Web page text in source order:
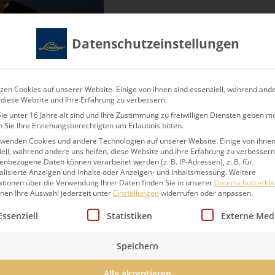
Wir beraten
Datenschutzeinstellungen
Cookies auf unserer Website. Einige von ihnen sind essenziell, während
Website und Ihre Erfahrung zu verbessern.
unter 16 Jahre alt sind und Ihre Zustimmung zu freiwilligen Diensten geben
Sie Ihre Erziehungsberechtigten um Erlaubnis bitten.
Cookies und andere Technologien auf unserer Website. Einige von
während andere uns helfen, diese Website und Ihre Erfahrung zu
Daten können verarbeitet werden (z. B. IP-Adressen), z. B. für
Anzeigen und Inhalte oder Anzeigen- und Inhaltsmessung.Weitere
über die Verwendung Ihrer Daten finden Sie in unserer
Ihre Auswahl jederzeit unter Einstellungenwiderrufen oder anpassen.
eine Liste der Service-Gruppen, für die eine
Statistiken Externe
Speichern